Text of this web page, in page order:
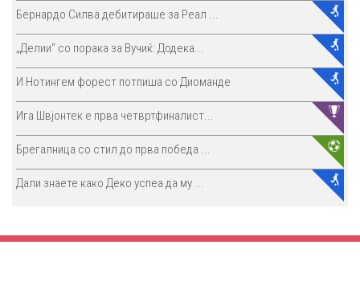
Бернардо Силва дебитираше за Реал ...
„Делии“ со порака за Вучиќ: Додека...
И Нотингем форест потпиша со Диоманде
Ига Швјонтек е прва четвртфиналист...
Брегалница со стил до прва победа ...
Дали знаете како Деко успеа да му ...